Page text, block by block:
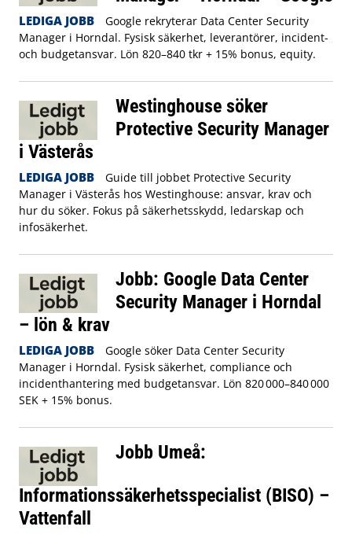
LEDIGA JOBB
Google rekryterar Data Center Security
Manager i Horndal. Fysisk säkerhet, leverantörer, incident-
och budgetansvar. Lön 820–840 tkr + 15% bonus, equity.
Westinghouse söker
Protective Security Manager
i Västerås
LEDIGA JOBB
Guide till jobbet Protective Security
Manager i Västerås hos Westinghouse: ansvar, krav och
hur du söker. Fokus på säkerhetsskydd, ledarskap och
infosäkerhet.
Jobb: Google Data Center
Security Manager i Horndal
– lön & krav
LEDIGA JOBB
Google söker Data Center Security
Manager i Horndal. Fysisk säkerhet, compliance och
incidenthantering med budgetansvar. Lön 820 000–840 000
SEK + 15% bonus.
Jobb Umeå:
Informationssäkerhetsspecialist (BISO) –
Vattenfall